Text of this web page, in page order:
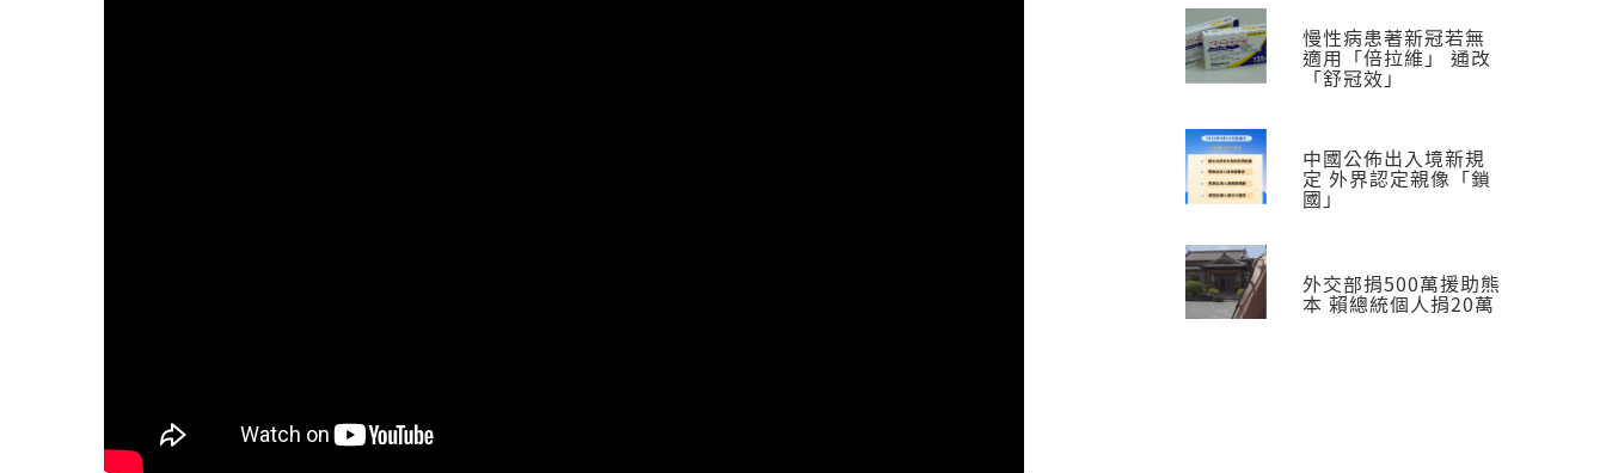
慢性病患著新冠若無
適用「倍拉維」 通改
「舒冠效」
中國公佈出入境新規
定 外界認定親像「鎖
國」
外交部捐500萬援助熊
本 賴總統個人捐20萬